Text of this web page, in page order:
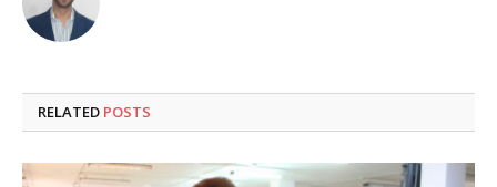
RELATED POSTS